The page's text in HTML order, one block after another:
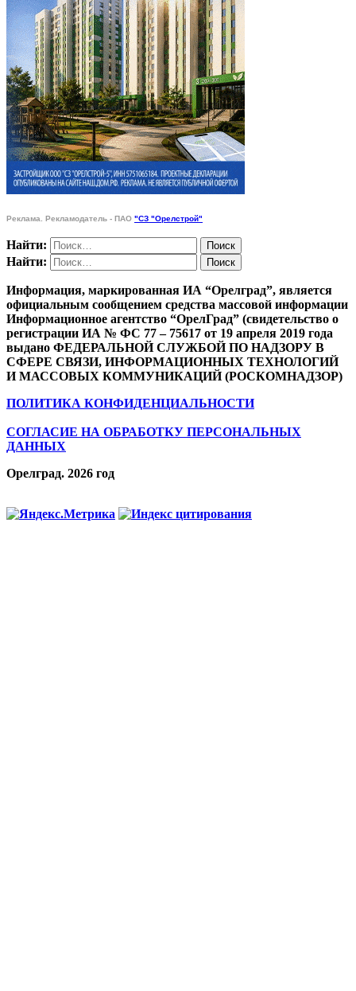
Реклама. Рекламодатель - ПАО "СЗ "Орелстрой"
Найти:
Найти:
Информация, маркированная ИА “Орелград”, является
официальным сообщением средства массовой информации
Информационное агентство “ОрелГрад” (свидетельство о
регистрации ИА № ФС 77 – 75617 от 19 апреля 2019 года
выдано ФЕДЕРАЛЬНОЙ СЛУЖБОЙ ПО НАДЗОРУ В
СФЕРЕ СВЯЗИ, ИНФОРМАЦИОННЫХ ТЕХНОЛОГИЙ
И МАССОВЫХ КОММУНИКАЦИЙ (РОСКОМНАДЗОР)
ПОЛИТИКА КОНФИДЕНЦИАЛЬНОСТИ
СОГЛАСИЕ НА ОБРАБОТКУ ПЕРСОНАЛЬНЫХ
ДАННЫХ
Орелград. 2026 год